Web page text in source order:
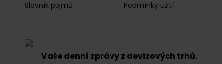
Slovník pojmů
Podmínky užití
Vaše denní zprávy z devizových trhů.